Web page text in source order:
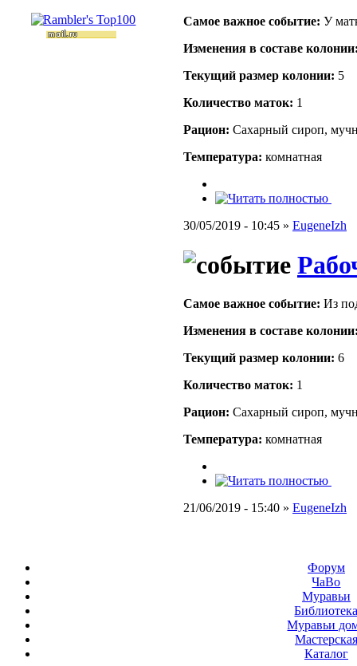
Самое важное событие: У
Изменения в составе
Текущий размер кoлонии: 5
Количество маток: 1
Рацион: Сахарный сироп,
Температура: комнатная
30/05/2019 - 10:45 » EugeneIzh
Самое важное событие: Из
Изменения в составе
Текущий размер кoлонии: 6
Количество маток: 1
Рацион: Сахарный сироп,
Температура: комнатная
21/06/2019 - 15:40 » EugeneIzh
Форум
ЧаВо
Муравьи
Муравьи
Мастерская
Каталог